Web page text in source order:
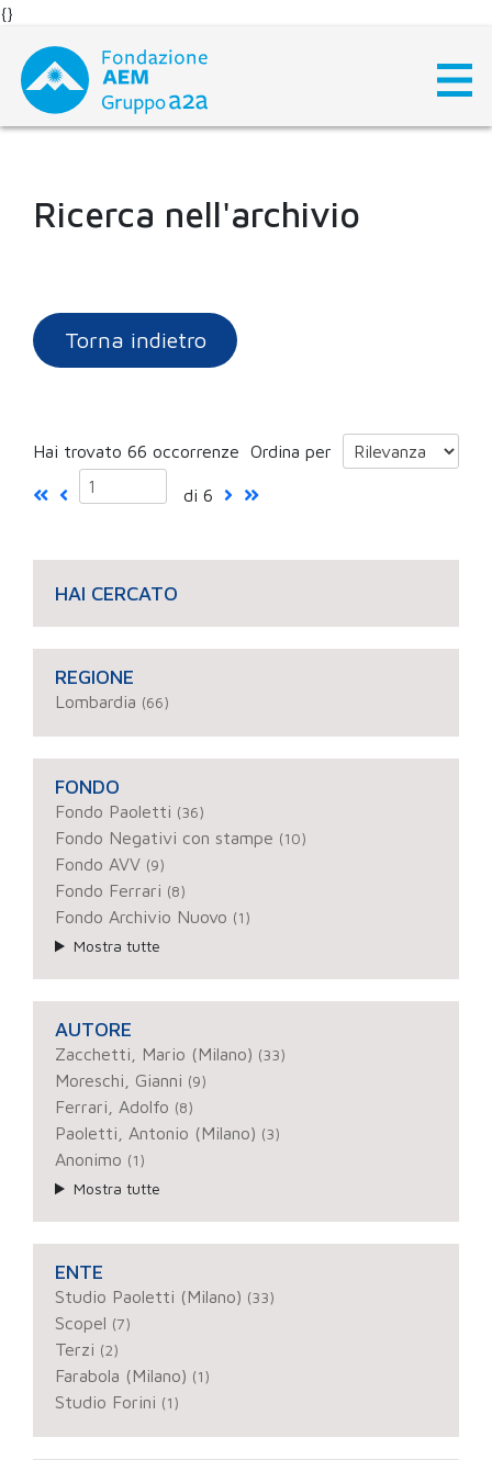
{}
content
Ricerca nell'archivio
Torna indietro
Hai trovato 66 occorrenze Ordina per
di 6
HAI CERCATO
REGIONE
Lombardia (66)
FONDO
Fondo Paoletti (36)
Fondo Negativi con stampe (10)
Fondo AVV (9)
Fondo Ferrari (8)
Fondo Archivio Nuovo (1)
Mostra tutte
AUTORE
Zacchetti, Mario (Milano) (33)
Moreschi, Gianni (9)
Ferrari, Adolfo (8)
Paoletti, Antonio (Milano) (3)
Anonimo (1)
Mostra tutte
ENTE
Studio Paoletti (Milano) (33)
Scopel (7)
Terzi (2)
Farabola (Milano) (1)
Studio Forini (1)